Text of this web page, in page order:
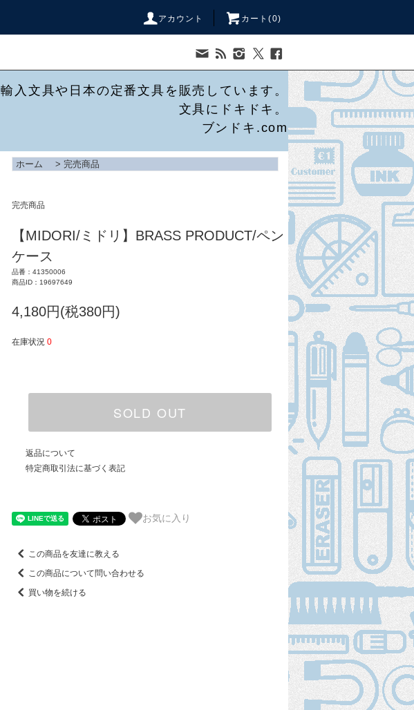
アカウント カート(0)
輸入文具や日本の定番文具を販売しています。
文具にドキドキ。
ブンドキ.com
ホーム > 完売商品
完売商品
【MIDORI/ミドリ】BRASS PRODUCT/ペン
ケース
品番：41350006
商品ID：19697649
4,180円(税380円)
在庫状況 0
SOLD OUT
返品について
特定商取引法に基づく表記
お気に入り
この商品を友達に教える
この商品について問い合わせる
買い物を続ける